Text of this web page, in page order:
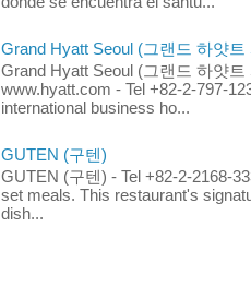
Grand Hyatt Seoul (그랜드 하얏트
Grand Hyatt Seoul (그랜드 하얏트
www.hyatt.com - Tel +82-2-797-
international business ho...
GUTEN (구텐)
GUTEN (구텐) - Tel +82-2-2168-
set meals. This restaurant's
dish...